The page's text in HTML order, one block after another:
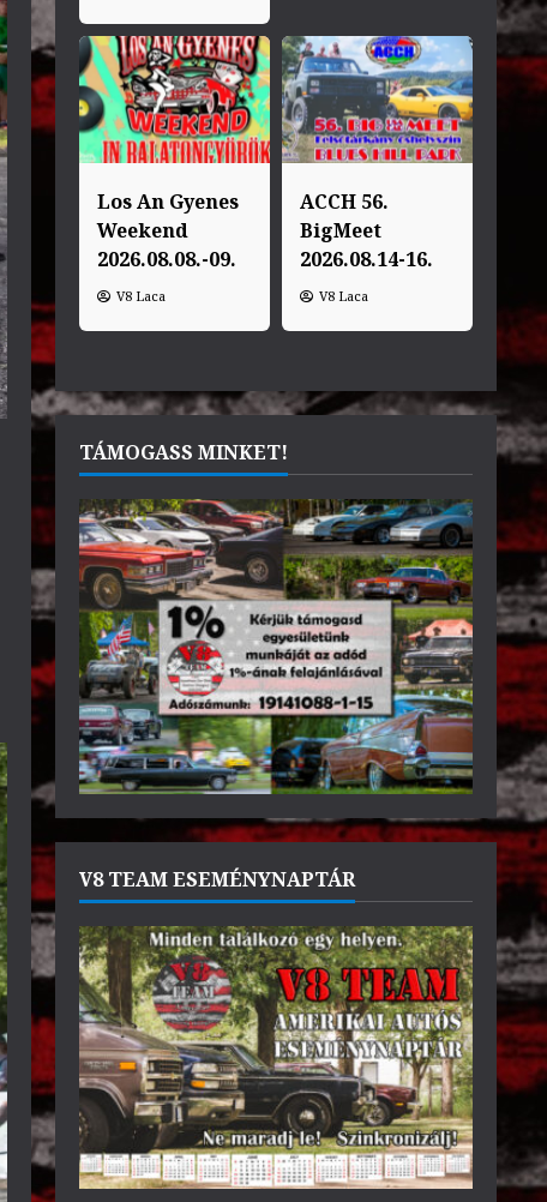
Los An Gyenes
Weekend
2026.08.08.-09.
V8 Laca
ACCH 56.
BigMeet
2026.08.14-16.
V8 Laca
TÁMOGASS MINKET!
V8 TEAM ESEMÉNYNAPTÁR